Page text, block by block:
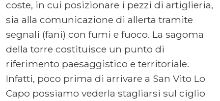
coste, in cui posizionare i pezzi di artiglieria,
sia alla comunicazione di allerta tramite
segnali (fani) con fumi e fuoco. La sagoma
della torre costituisce un punto di
riferimento paesaggistico e territoriale.
Infatti, poco prima di arrivare a San Vito Lo
Capo possiamo vederla stagliarsi sul ciglio